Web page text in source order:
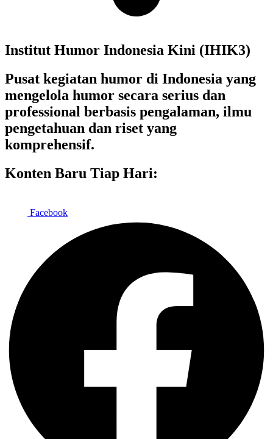
Institut Humor Indonesia Kini (IHIK3)
Pusat kegiatan humor di Indonesia yang
mengelola humor secara serius dan
professional berbasis pengalaman, ilmu
pengetahuan dan riset yang
komprehensif.
Konten Baru Tiap Hari:
Facebook